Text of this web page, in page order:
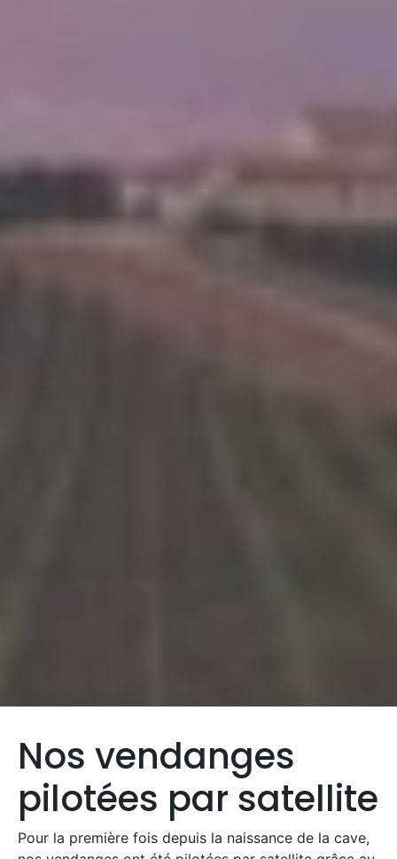
Nos vendanges
pilotées par satellite
Pour la première fois depuis la naissance de la cave,